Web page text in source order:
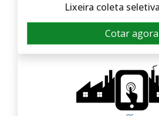
Lixeira coleta
Cotar agora